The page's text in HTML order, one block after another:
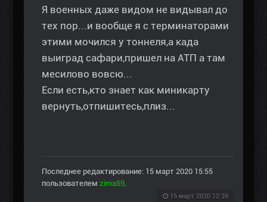
Я военных даже видом не видывал до
тех пор...и вообще я с терминаторами
этими мочился у тоннеля,а када
выиград сафари,пришел на АТП а там
месилово вовсю...
Если есть,кто знает как миникарту
вернуть,отпишитесь,плиз...
Последнее редактирование: 15 март 2020 15:55
пользователем zima59.
15 март 2020 12:39